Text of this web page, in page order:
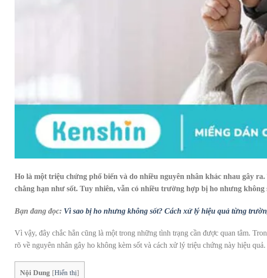
Ho là một triệu chứng phổ biến và do nhiều nguyên nhân khác nhau gây
chẳng hạn như sốt. Tuy nhiên, vẫn có nhiều trường hợp bị ho nhưng không
Bạn đang đọc: Vì sao bị ho nhưng không sốt? Cách xử lý hiệu quả từng
Vì vậy, đây chắc hẳn cũng là một trong những tình trạng cần được quan tâm.
rõ về nguyên nhân gây ho không kèm sốt và cách xử lý triệu chứng này hiệu quả.
Nội Dung [Hiển thị]